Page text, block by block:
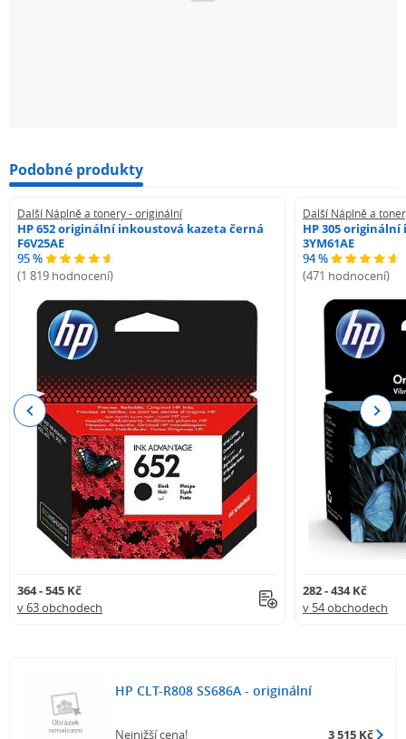
Podobné produkty
Další Náplně a tonery - originální
HP 652 originální inkoustová kazeta černá
F6V25AE
95 %
(1 819 hodnocení)
364 - 545 Kč
v 63 obchodech
Další Náplně a
HP 305
3YM61AE
94 %
(471 hodnocení)
282 - 434 Kč
v 54 obchodech
Previous Next
HP CLT-R808 SS686A - originální
Nejnižší cena! 3 515 Kč